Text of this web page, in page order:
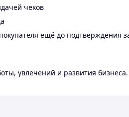
чеков
ещё до подтверждения
увлечений и развития